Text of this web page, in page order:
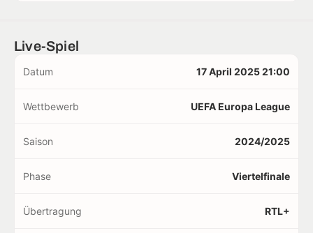
Live-Spiel
Datum 17 April 2025 21:00
Wettbewerb UEFA Europa League
Saison 2024/2025
Phase Viertelfinale
Übertragung RTL+